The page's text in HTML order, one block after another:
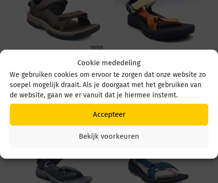
Cookie mededeling
We gebruiken cookies om ervoor te zorgen dat onze website zo
soepel mogelijk draait. Als je doorgaat met het gebruiken van
de website, gaan we er vanuit dat je hiermee instemt.
Accepteer
Bekijk voorkeuren
Teva Langdon Sandal
M 1015149 Walnut
€109,95
Teva Hurricane XLT3
M 1173670 BRMU Multi
Color